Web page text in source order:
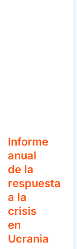
Informe
anual
de la
respuesta
a la
crisis
en
Ucrania